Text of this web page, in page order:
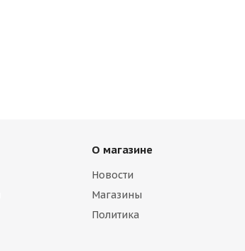
О магазине
Новости
Магазины
Политика